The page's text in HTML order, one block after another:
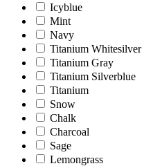
Icyblue
Mint
Navy
Titanium Whitesilver
Titanium Gray
Titanium Silverblue
Titanium
Snow
Chalk
Charcoal
Sage
Lemongrass